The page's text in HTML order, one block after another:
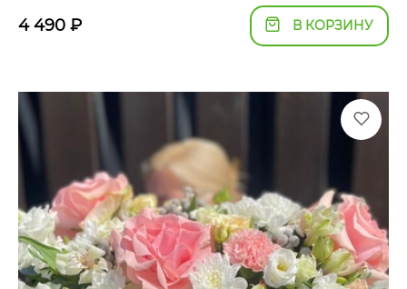
4 490 ₽ В КОРЗИНУ